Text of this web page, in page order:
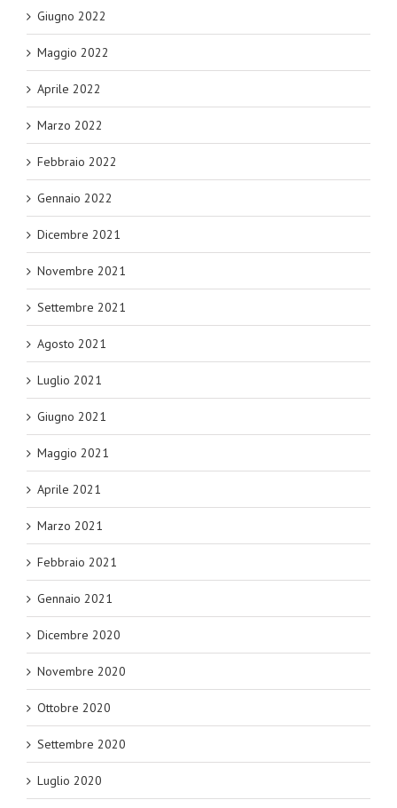
Giugno 2022
Maggio 2022
Aprile 2022
Marzo 2022
Febbraio 2022
Gennaio 2022
Dicembre 2021
Novembre 2021
Settembre 2021
Agosto 2021
Luglio 2021
Giugno 2021
Maggio 2021
Aprile 2021
Marzo 2021
Febbraio 2021
Gennaio 2021
Dicembre 2020
Novembre 2020
Ottobre 2020
Settembre 2020
Luglio 2020